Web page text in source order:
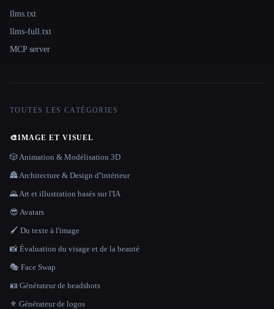
llms.txt
llms-full.txt
MCP server
TOUTES LES CATÉGORIES
🎨IMAGE ET VISUEL
🎲 Animation & Modélisation 3D
🏯 Architecture & Design d''intérieur
🌄 Art et illustration basés sur l'IA
😎 Avatars
🖌️ Du texte à l'image
📸 Évaluation du visage et de la beauté
🎭 Face Swap
🪪 Générateur de headshots
⚜️ Générateur de logos